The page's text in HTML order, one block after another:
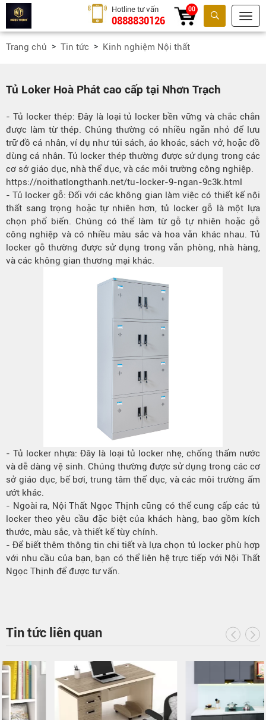
Tìm kiếm
Hotline tư vấn
0888830126
00
Trang chủ Tin tức Kinh nghiệm Nội thất
Tủ Loker Hoà Phát cao cấp tại Nhơn Trạch
- Tủ locker thép: Đây là loại tủ locker bền vững và chắc chắn
được làm từ thép. Chúng thường có nhiều ngăn nhỏ để lưu
trữ đồ cá nhân, ví dụ như túi sách, áo khoác, sách vở, hoặc đồ
dùng cá nhân. Tủ locker thép thường được sử dụng trong các
cơ sở giáo dục, nhà thể dục, và các môi trường công nghiệp.
https://noithatlongthanh.net/tu-locker-9-ngan-9c3k.html
- Tủ locker gỗ: Đối với các không gian làm việc có thiết kế nội
thất sang trọng hoặc tự nhiên hơn, tủ locker gỗ là một lựa
chọn phổ biến. Chúng có thể làm từ gỗ tự nhiên hoặc gỗ
công nghiệp và có nhiều màu sắc và hoa văn khác nhau. Tủ
locker gỗ thường được sử dụng trong văn phòng, nhà hàng,
và các không gian thương mại khác.
- Tủ locker nhựa: Đây là loại tủ locker nhẹ, chống thấm nước
và dễ dàng vệ sinh. Chúng thường được sử dụng trong các cơ
sở giáo dục, bể bơi, trung tâm thể dục, và các môi trường ẩm
ướt khác.
- Ngoài ra, Nội Thất Ngọc Thịnh cũng có thể cung cấp các tủ
locker theo yêu cầu đặc biệt của khách hàng, bao gồm kích
thước, màu sắc, và thiết kế tùy chỉnh.
- Để biết thêm thông tin chi tiết và lựa chọn tủ locker phù hợp
với nhu cầu của bạn, bạn có thể liên hệ trực tiếp với Nội Thất
Ngọc Thịnh để được tư vấn.
Tin tức liên quan